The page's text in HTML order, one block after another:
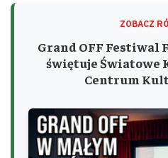
ZOBACZ
Grand OFF Festiwal
świętuje Światowe
Centrum